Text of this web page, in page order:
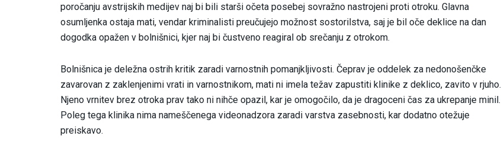
poročanju avstrijskih medijev naj bi bili starši očeta posebej sovražno nastrojeni proti otroku. Glavna
osumljenka ostaja mati, vendar kriminalisti preučujejo možnost sostorilstva, saj je bil oče deklice na dan
dogodka opažen v bolnišnici, kjer naj bi čustveno reagiral ob srečanju z otrokom.
Bolnišnica je deležna ostrih kritik zaradi varnostnih pomanjkljivosti. Čeprav je oddelek za nedonošenčke
zavarovan z zaklenjenimi vrati in varnostnikom, mati ni imela težav zapustiti klinike z deklico, zavito v rjuho.
Njeno vrnitev brez otroka prav tako ni nihče opazil, kar je omogočilo, da je dragoceni čas za ukrepanje minil.
Poleg tega klinika nima nameščenega videonadzora zaradi varstva zasebnosti, kar dodatno otežuje
preiskavo.